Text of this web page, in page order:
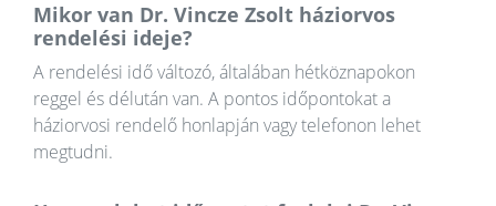
Mikor van Dr. Vincze Zsolt háziorvos
rendelési ideje?
A rendelési idő változó, általában hétköznapokon
reggel és délután van. A pontos időpontokat a
háziorvosi rendelő honlapján vagy telefonon lehet
megtudni.